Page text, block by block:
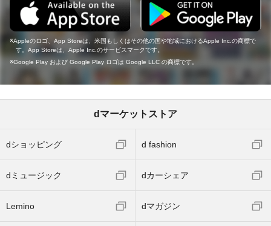
Appleのロゴ、App Storeは、米国もしくはその他の国や地域におけるApple Inc.の商標で
す。App Storeは、Apple Inc.のサービスマークです。
Google Play および Google Play ロゴは Google LLC の商標です。
dマーケットストア
dショッピング d fashion
dミュージック dカーシェア
Lemino dマガジン